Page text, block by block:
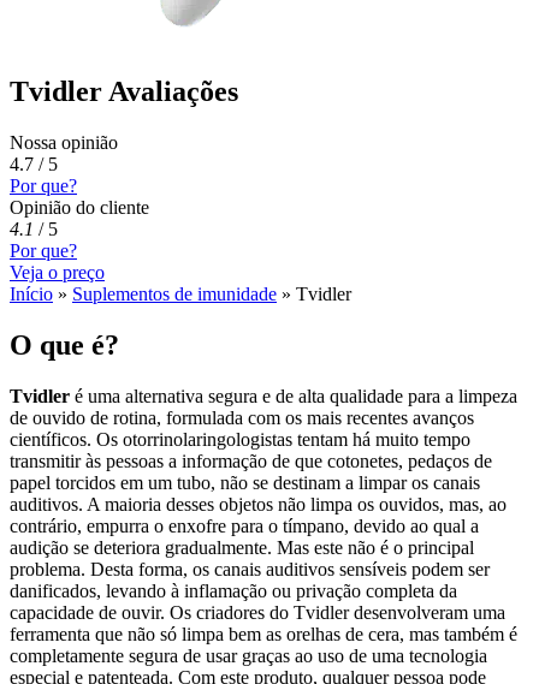
Tvidler Avaliações
Nossa opinião
4.7 / 5
Por que?
Opinião do cliente
4.1 / 5
Por que?
Veja o preço
Início » Suplementos de imunidade » Tvidler
O que é?
Tvidler é uma alternativa segura e de alta qualidade para a limpeza
de ouvido de rotina, formulada com os mais recentes avanços
científicos. Os otorrinolaringologistas tentam há muito tempo
transmitir às pessoas a informação de que cotonetes, pedaços de
papel torcidos em um tubo, não se destinam a limpar os canais
auditivos. A maioria desses objetos não limpa os ouvidos, mas, ao
contrário, empurra o enxofre para o tímpano, devido ao qual a
audição se deteriora gradualmente. Mas este não é o principal
problema. Desta forma, os canais auditivos sensíveis podem ser
danificados, levando à inflamação ou privação completa da
capacidade de ouvir. Os criadores do Tvidler desenvolveram uma
ferramenta que não só limpa bem as orelhas de cera, mas também é
completamente segura de usar graças ao uso de uma tecnologia
especial e patenteada. Com este produto, qualquer pessoa pode